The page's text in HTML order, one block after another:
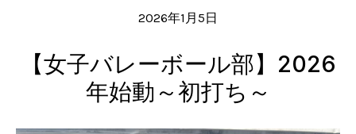
2026年1月5日
【女子バレーボール部】2026
年始動～初打ち～